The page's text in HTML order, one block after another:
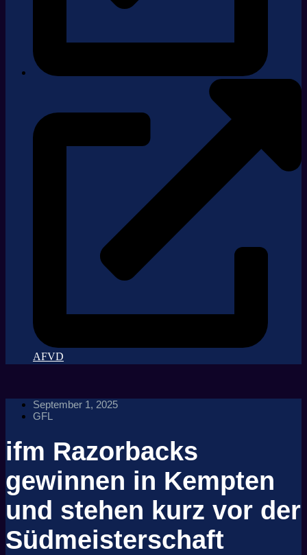
AFVD
September 1, 2025
GFL
ifm Razorbacks
gewinnen in Kempten
und stehen kurz vor der
Südmeisterschaft